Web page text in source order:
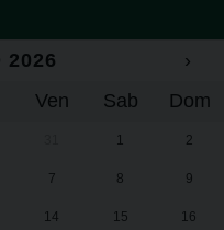
2026
›
Ven Sab Dom
1 2
7 8 9
14 15 16